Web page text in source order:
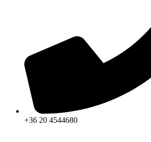
+36 20 4544680